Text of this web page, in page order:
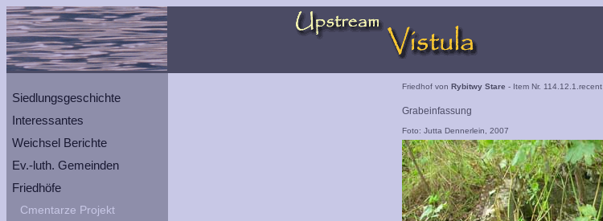
Siedlungsgeschichte
Interessantes
Weichsel Berichte
Ev.-luth. Gemeinden
Friedhöfe
Cmentarze Projekt
Friedhof von Rybitwy Stare - Item Nr. 114.12.1.recent
Grabeinfassung
Foto: Jutta Dennerlein, 2007